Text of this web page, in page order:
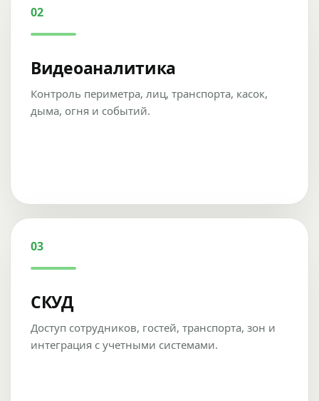
02
Видеоаналитика
Контроль периметра, лиц, транспорта, касок,
дыма, огня и событий.
03
СКУД
Доступ сотрудников, гостей, транспорта, зон и
интеграция с учетными системами.